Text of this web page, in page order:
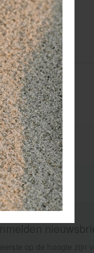
nieuwsbrief